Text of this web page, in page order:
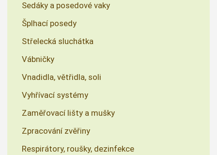
Sedáky a posedové vaky
Šplhací posedy
Střelecká sluchátka
Vábničky
Vnadidla, větřidla, soli
Vyhřívací systémy
Zaměřovací lišty a mušky
Zpracování zvěřiny
Respirátory, roušky, dezinfekce